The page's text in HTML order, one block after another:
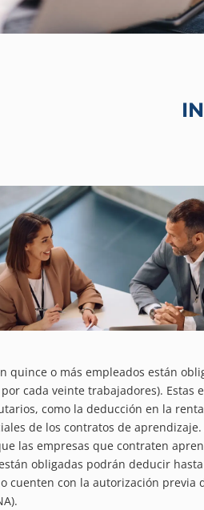
quince o más empleados están
cada veinte trabajadores). Estas
como la deducción en la
de los contratos de aprendizaje.
las empresas que contraten
obligadas podrán deducir hasta
cuenten con la autorización previa